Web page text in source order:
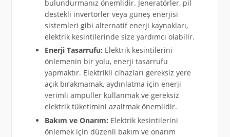
bulundurmanız önemlidir. Jeneratörler, pil
destekli invertörler veya güneş enerjisi
sistemleri gibi alternatif enerji kaynakları,
elektrik kesintilerinde size yardımcı olabilir.
Enerji Tasarrufu: Elektrik kesintilerini
önlemenin bir yolu, enerji tasarrufu
yapmaktır. Elektrikli cihazları gereksiz yere
açık bırakmamak, aydınlatma için enerji
verimli ampuller kullanmak ve gereksiz
elektrik tüketimini azaltmak önemlidir.
Bakım ve Onarım: Elektrik kesintilerini
önlemek için düzenli bakım ve onarım